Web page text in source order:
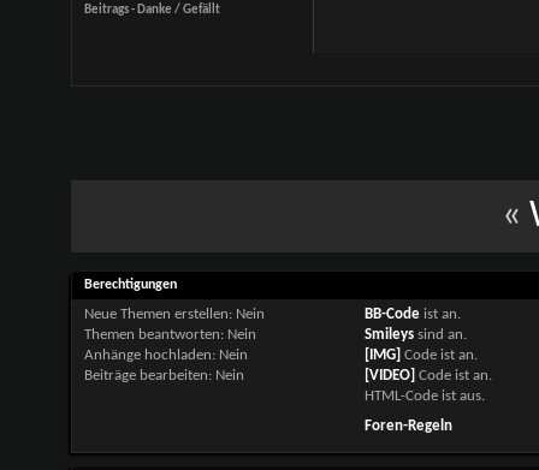
Beitrags - Danke / Gefällt
«
Berechtigungen
Neue Themen erstellen: Nein
Themen beantworten: Nein
Anhänge hochladen: Nein
Beiträge bearbeiten: Nein
BB-Codeist an
Smileyssind an
[IMG] Code ist an
[VIDEO] Code ist an
HTML-Code ist aus.
Foren-Regeln